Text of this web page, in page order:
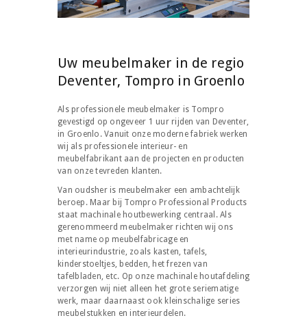
Uw meubelmaker in de regio
Deventer, Tompro in Groenlo
Als professionele meubelmaker is Tompro
gevestigd op ongeveer 1 uur rijden van Deventer,
in Groenlo. Vanuit onze moderne fabriek werken
wij als professionele interieur- en
meubelfabrikant aan de projecten en producten
van onze tevreden klanten.
Van oudsher is meubelmaker een ambachtelijk
beroep. Maar bij Tompro Professional Products
staat machinale houtbewerking centraal. Als
gerenommeerd meubelmaker richten wij ons
met name op meubelfabricage en
interieurindustrie, zoals kasten, tafels,
kinderstoeltjes, bedden, het frezen van
tafelbladen, etc. Op onze machinale houtafdeling
verzorgen wij niet alleen het grote seriematige
werk, maar daarnaast ook kleinschalige series
meubelstukken en interieurdelen.